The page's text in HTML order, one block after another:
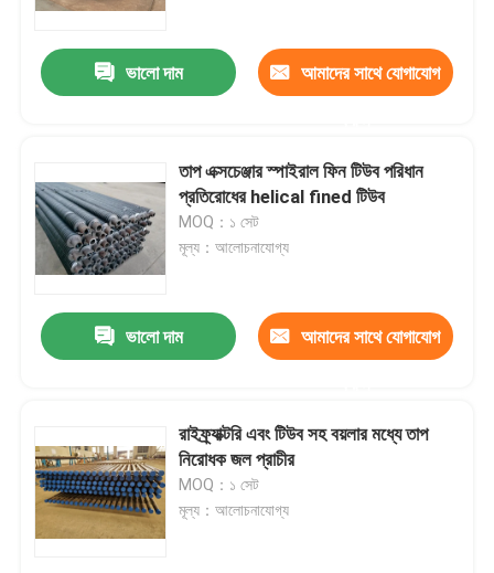
পণ্য
ভালো দাম আমাদের সাথে যোগাযোগ
তাপ এক্সচেঞ্জার স্পাইরাল ফিন টিউব পরিধান
প্রতিরোধের helical fined টিউব
MOQ：১ সেট
মূল্য：আলোচনাযোগ্য
ভালো দাম আমাদের সাথে যোগাযোগ
রাইফ্র্যাক্টরি এবং টিউব সহ বয়লার মধ্যে তাপ
নিরোধক জল প্রাচীর
MOQ：১ সেট
মূল্য：আলোচনাযোগ্য